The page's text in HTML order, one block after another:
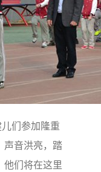
们参加隆重
声音洪亮，踏
他们将在这里